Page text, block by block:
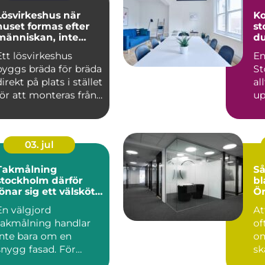
när
formas efter
inte
lösvirkeshus
bräda för bräda
på plats i stället
att monteras från
03. jul
därför
sig ett välskött
välgjord
handlar
bara om en
fasad. För